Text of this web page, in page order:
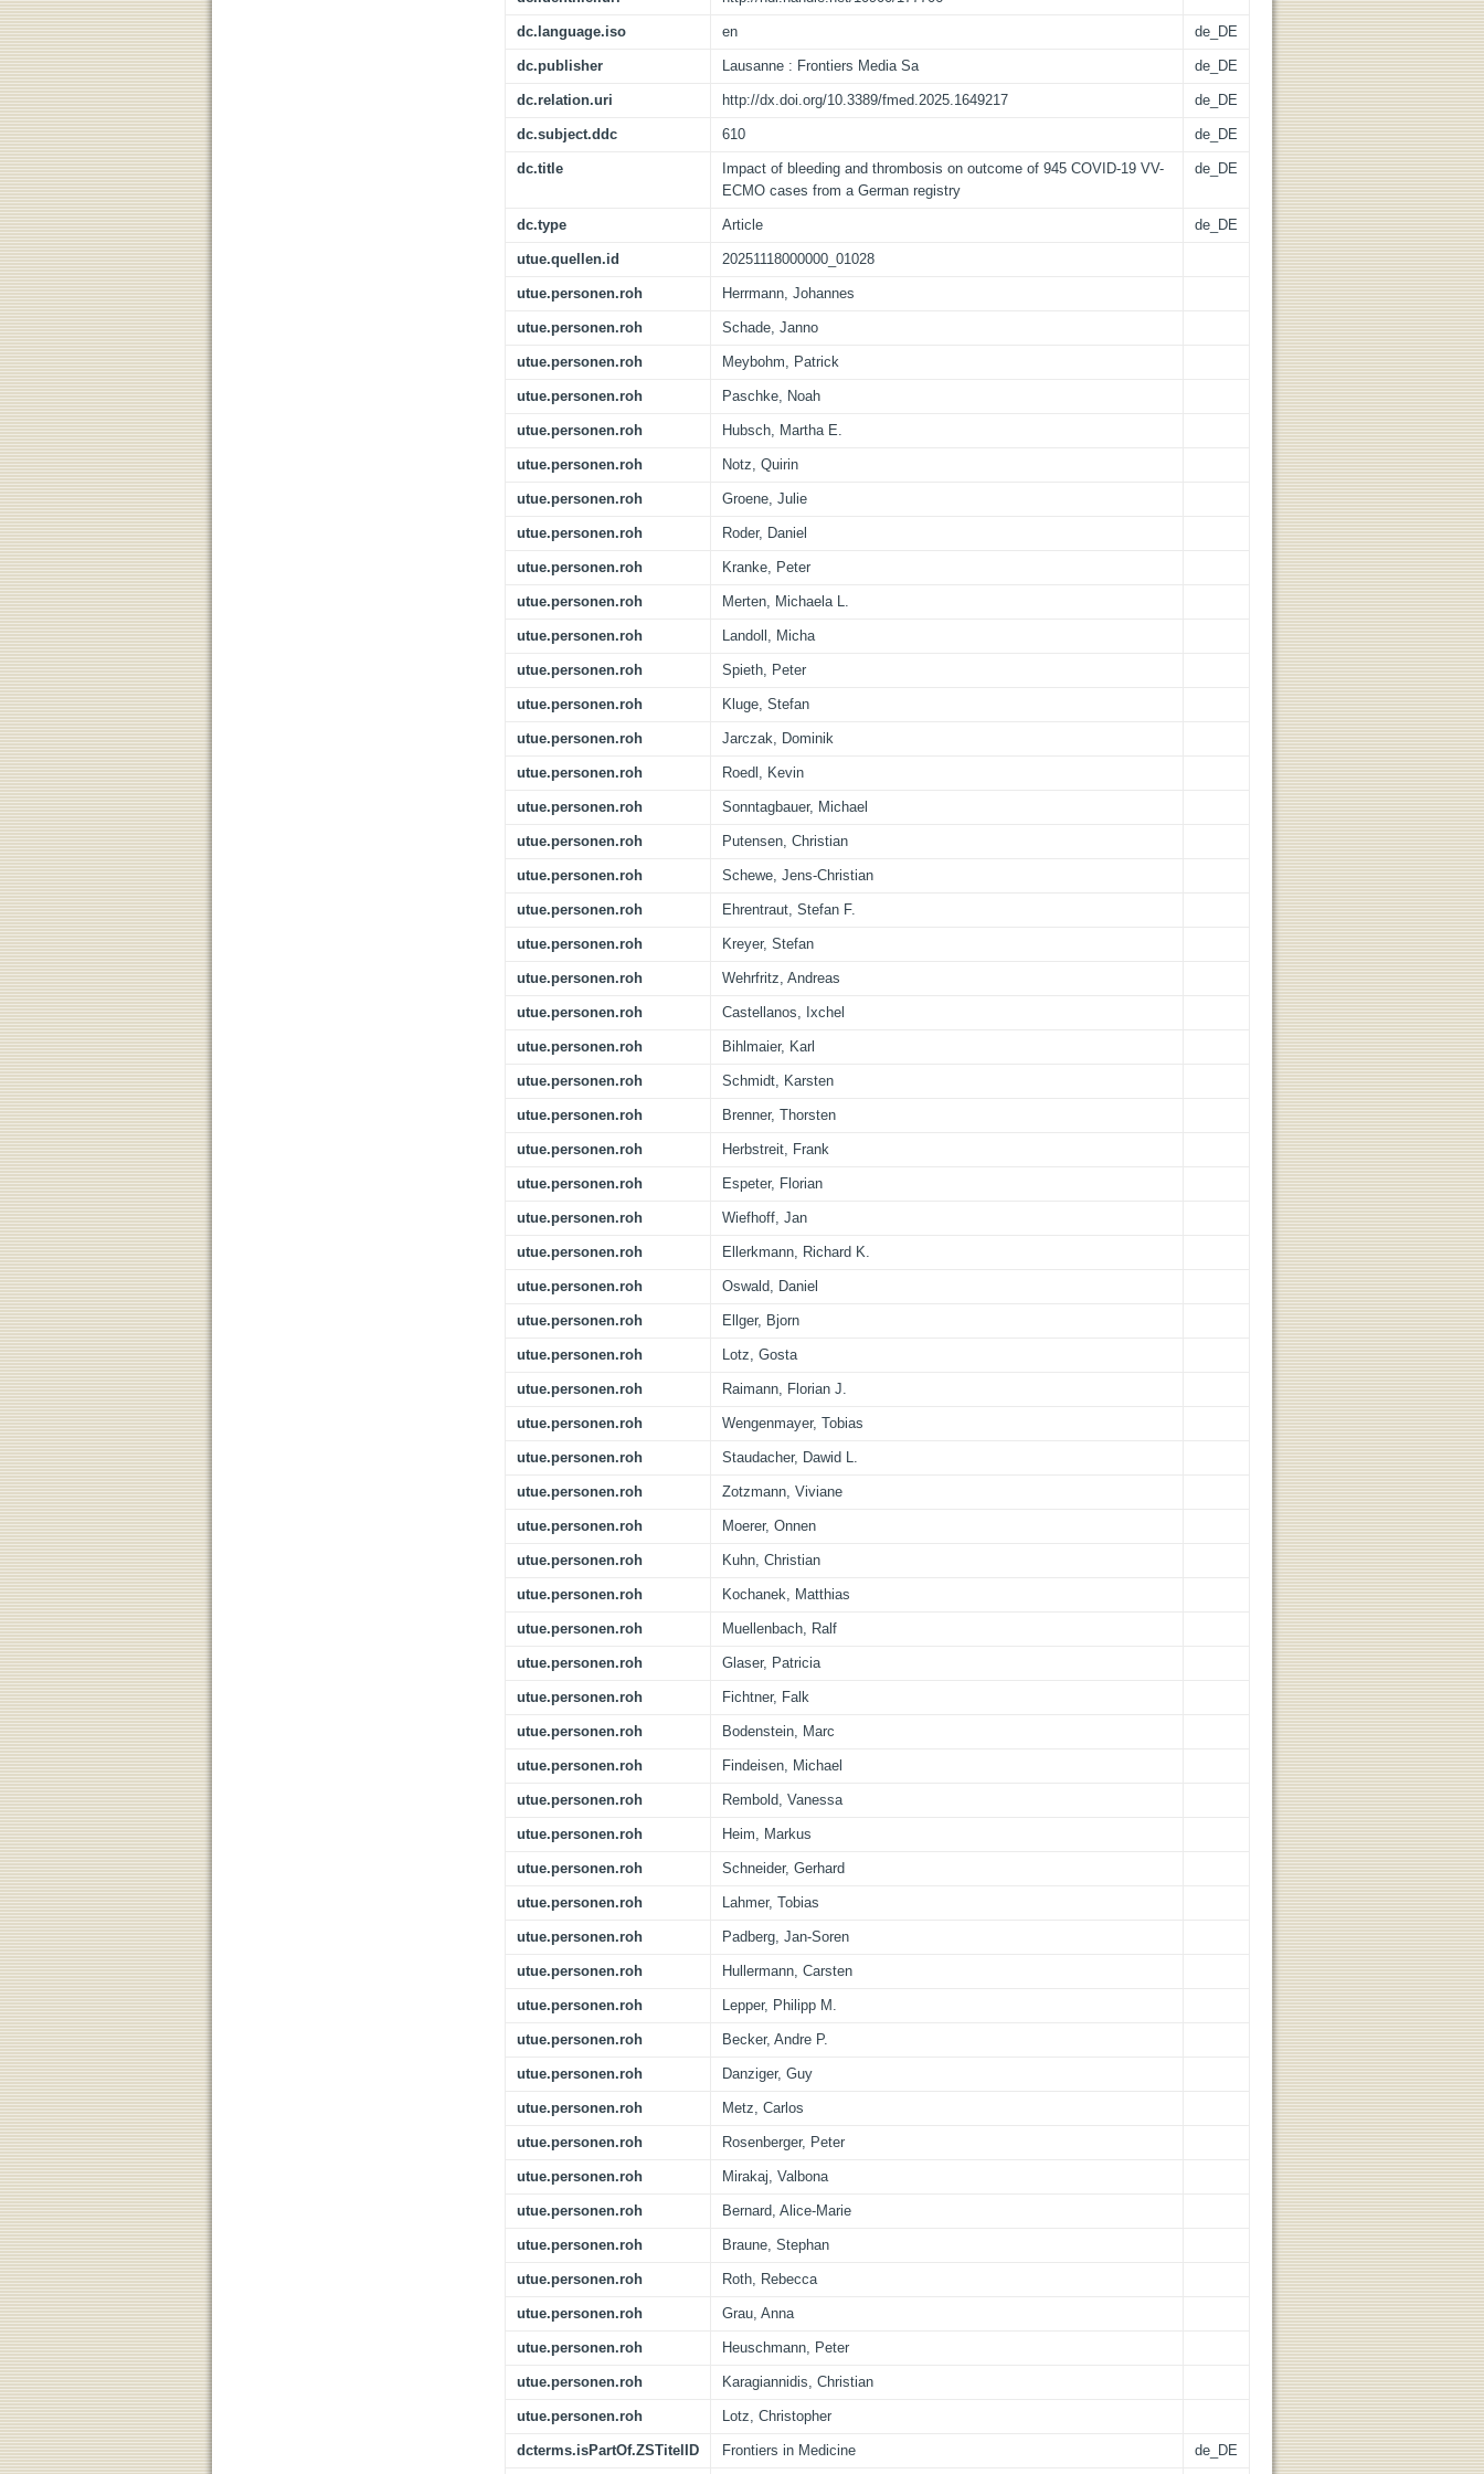
dc.language.iso en de_DE
dc.publisher Lausanne : Frontiers Media Sa de_DE
dc.relation.uri http://dx.doi.org/10.3389/fmed.2025.1649217 de_DE
dc.subject.ddc 610 de_DE
dc.title
Impact of bleeding and thrombosis on outcome of 945 COVID-19 VV-
ECMO cases from a German registry
de_DE
dc.type Article de_DE
utue.quellen.id 20251118000000_01028
utue.personen.roh Herrmann, Johannes
utue.personen.roh Schade, Janno
utue.personen.roh Meybohm, Patrick
utue.personen.roh Paschke, Noah
utue.personen.roh Hubsch, Martha E.
utue.personen.roh Notz, Quirin
utue.personen.roh Groene, Julie
utue.personen.roh Roder, Daniel
utue.personen.roh Kranke, Peter
utue.personen.roh Merten, Michaela L.
utue.personen.roh Landoll, Micha
utue.personen.roh Spieth, Peter
utue.personen.roh Kluge, Stefan
utue.personen.roh Jarczak, Dominik
utue.personen.roh Roedl, Kevin
utue.personen.roh Sonntagbauer, Michael
utue.personen.roh Putensen, Christian
utue.personen.roh Schewe, Jens-Christian
utue.personen.roh Ehrentraut, Stefan F.
utue.personen.roh Kreyer, Stefan
utue.personen.roh Wehrfritz, Andreas
utue.personen.roh Castellanos, Ixchel
utue.personen.roh Bihlmaier, Karl
utue.personen.roh Schmidt, Karsten
utue.personen.roh Brenner, Thorsten
utue.personen.roh Herbstreit, Frank
utue.personen.roh Espeter, Florian
utue.personen.roh Wiefhoff, Jan
utue.personen.roh Ellerkmann, Richard K.
utue.personen.roh Oswald, Daniel
utue.personen.roh Ellger, Bjorn
utue.personen.roh Lotz, Gosta
utue.personen.roh Raimann, Florian J.
utue.personen.roh Wengenmayer, Tobias
utue.personen.roh Staudacher, Dawid L.
utue.personen.roh Zotzmann, Viviane
utue.personen.roh Moerer, Onnen
utue.personen.roh Kuhn, Christian
utue.personen.roh Kochanek, Matthias
utue.personen.roh Muellenbach, Ralf
utue.personen.roh Glaser, Patricia
utue.personen.roh Fichtner, Falk
utue.personen.roh Bodenstein, Marc
utue.personen.roh Findeisen, Michael
utue.personen.roh Rembold, Vanessa
utue.personen.roh Heim, Markus
utue.personen.roh Schneider, Gerhard
utue.personen.roh Lahmer, Tobias
utue.personen.roh Padberg, Jan-Soren
utue.personen.roh Hullermann, Carsten
utue.personen.roh Lepper, Philipp M.
utue.personen.roh Becker, Andre P.
utue.personen.roh Danziger, Guy
utue.personen.roh Metz, Carlos
utue.personen.roh Rosenberger, Peter
utue.personen.roh Mirakaj, Valbona
utue.personen.roh Bernard, Alice-Marie
utue.personen.roh Braune, Stephan
utue.personen.roh Roth, Rebecca
utue.personen.roh Grau, Anna
utue.personen.roh Heuschmann, Peter
utue.personen.roh Karagiannidis, Christian
utue.personen.roh Lotz, Christopher
dcterms.isPartOf.ZSTitelID Frontiers in Medicine de_DE